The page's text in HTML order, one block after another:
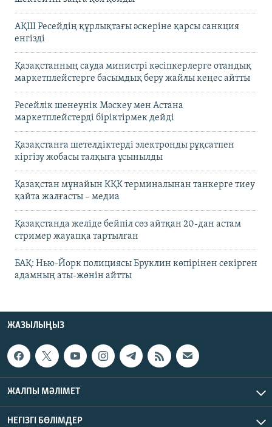
АҚШ Ресейдің құрлықтағы әскеріне қарсы санкция
енгізді
Қазақстанның сауда министрі кәсіпкерлерге отандық
маркетплейстерге басымдық беру жайлы кеңес айтты
Ресейлік шенеунік Мәскеу мен Астана
маркетплейстерді біріктірмек дейді
Қазақстанға шетелдіктерді электронды рұқсатпен
кіргізу жобасы талқыға ұсынылды
Қазақстан мұнайын КҚК терминалынан танкерге тиеу
қайта жалғасты – медиа
Қазақстанда желіде бейпіл сөз айтқан 20-дан астам
стример жауапқа тартылған
БАҚ: Нью-Йорк полициясы Бруклин көпірінен секірген
адамның аты-жөнін айтты
ЖАЗЫЛЫҢЫЗ
ЖАЛПЫ МӘЛІМЕТ
НЕГІЗГІ БӨЛІМДЕР